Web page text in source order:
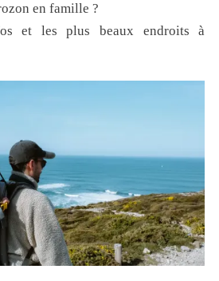
en famille ?
et les plus beaux endroits à